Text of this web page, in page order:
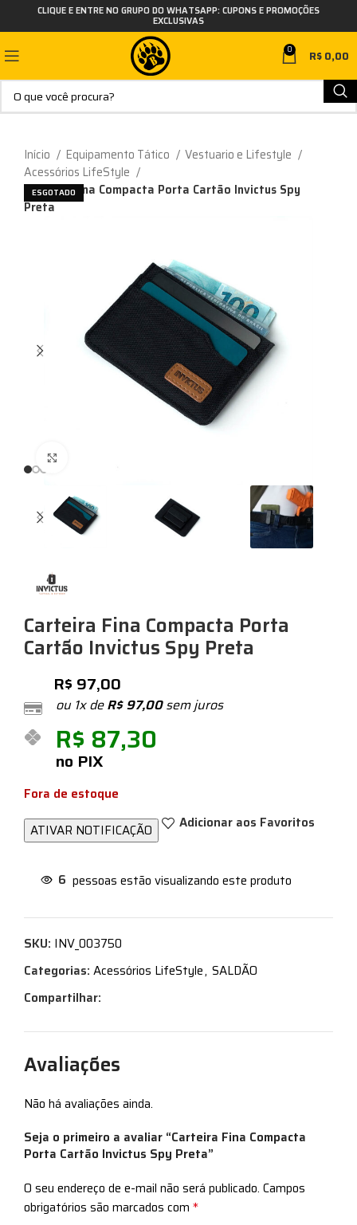
CLIQUE E ENTRE NO GRUPO DO WHATSAPP: CUPONS E PROMOÇÕES
EXCLUSIVAS
0 R$0,00
Início Equipamento Tático
Vestuario e Lifestyle
Acessórios LifeStyle
Carteira Fina Compacta Porta Cartão Invictus Spy
Preta
ESGOTADO
Carteira Fina Compacta Porta
Cartão Invictus Spy Preta
R$ 97,00
ou 1x deR$97,00sem juros
R$ 87,30
no PIX
Fora de estoque
Adicionar aos Favoritos
6 pessoas estão visualizando este produto
SKU: INV_003750
Categorias: Acessórios LifeStyle, SALDÃO
Compartilhar:
Avaliações
Não há avaliações ainda.
Seja o primeiro a avaliar “Carteira Fina Compacta
Porta Cartão Invictus Spy Preta”
O seu endereço de e-mail não será publicado. Campos
obrigatórios são marcados com *